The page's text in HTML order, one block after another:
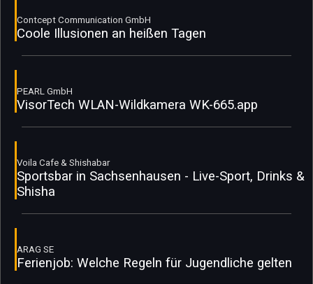
Contcept Communication GmbH
Coole Illusionen an heißen Tagen
PEARL GmbH
VisorTech WLAN-Wildkamera WK-665.app
Voila Cafe & Shishabar
Sportsbar in Sachsenhausen - Live-Sport, Drinks &
Shisha
ARAG SE
Ferienjob: Welche Regeln für Jugendliche gelten